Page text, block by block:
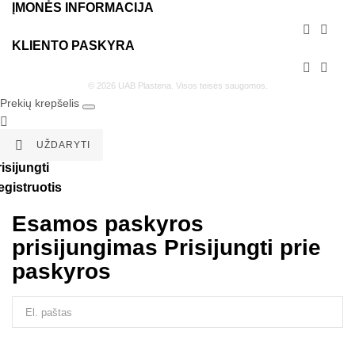
ĮMONĖS INFORMACIJA


KLIENTO PASKYRA


© 2026 UAB Plastena. Visos teisės saugomos.
Prekių krepšelis


UŽDARYTI
Esamos paskyros
prisijungimas Prisijungti prie
paskyros